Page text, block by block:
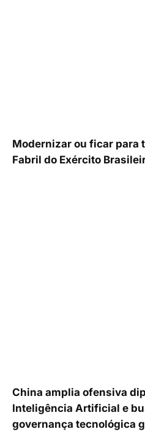
Modernizar ou ficar para
Fabril do Exército
China amplia ofensiva
Inteligência Artificial e
governança tecnológica